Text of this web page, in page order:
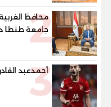
2
محافظ
جامعة طنطا
الاستفادة من
3
أحمدعبد القادر